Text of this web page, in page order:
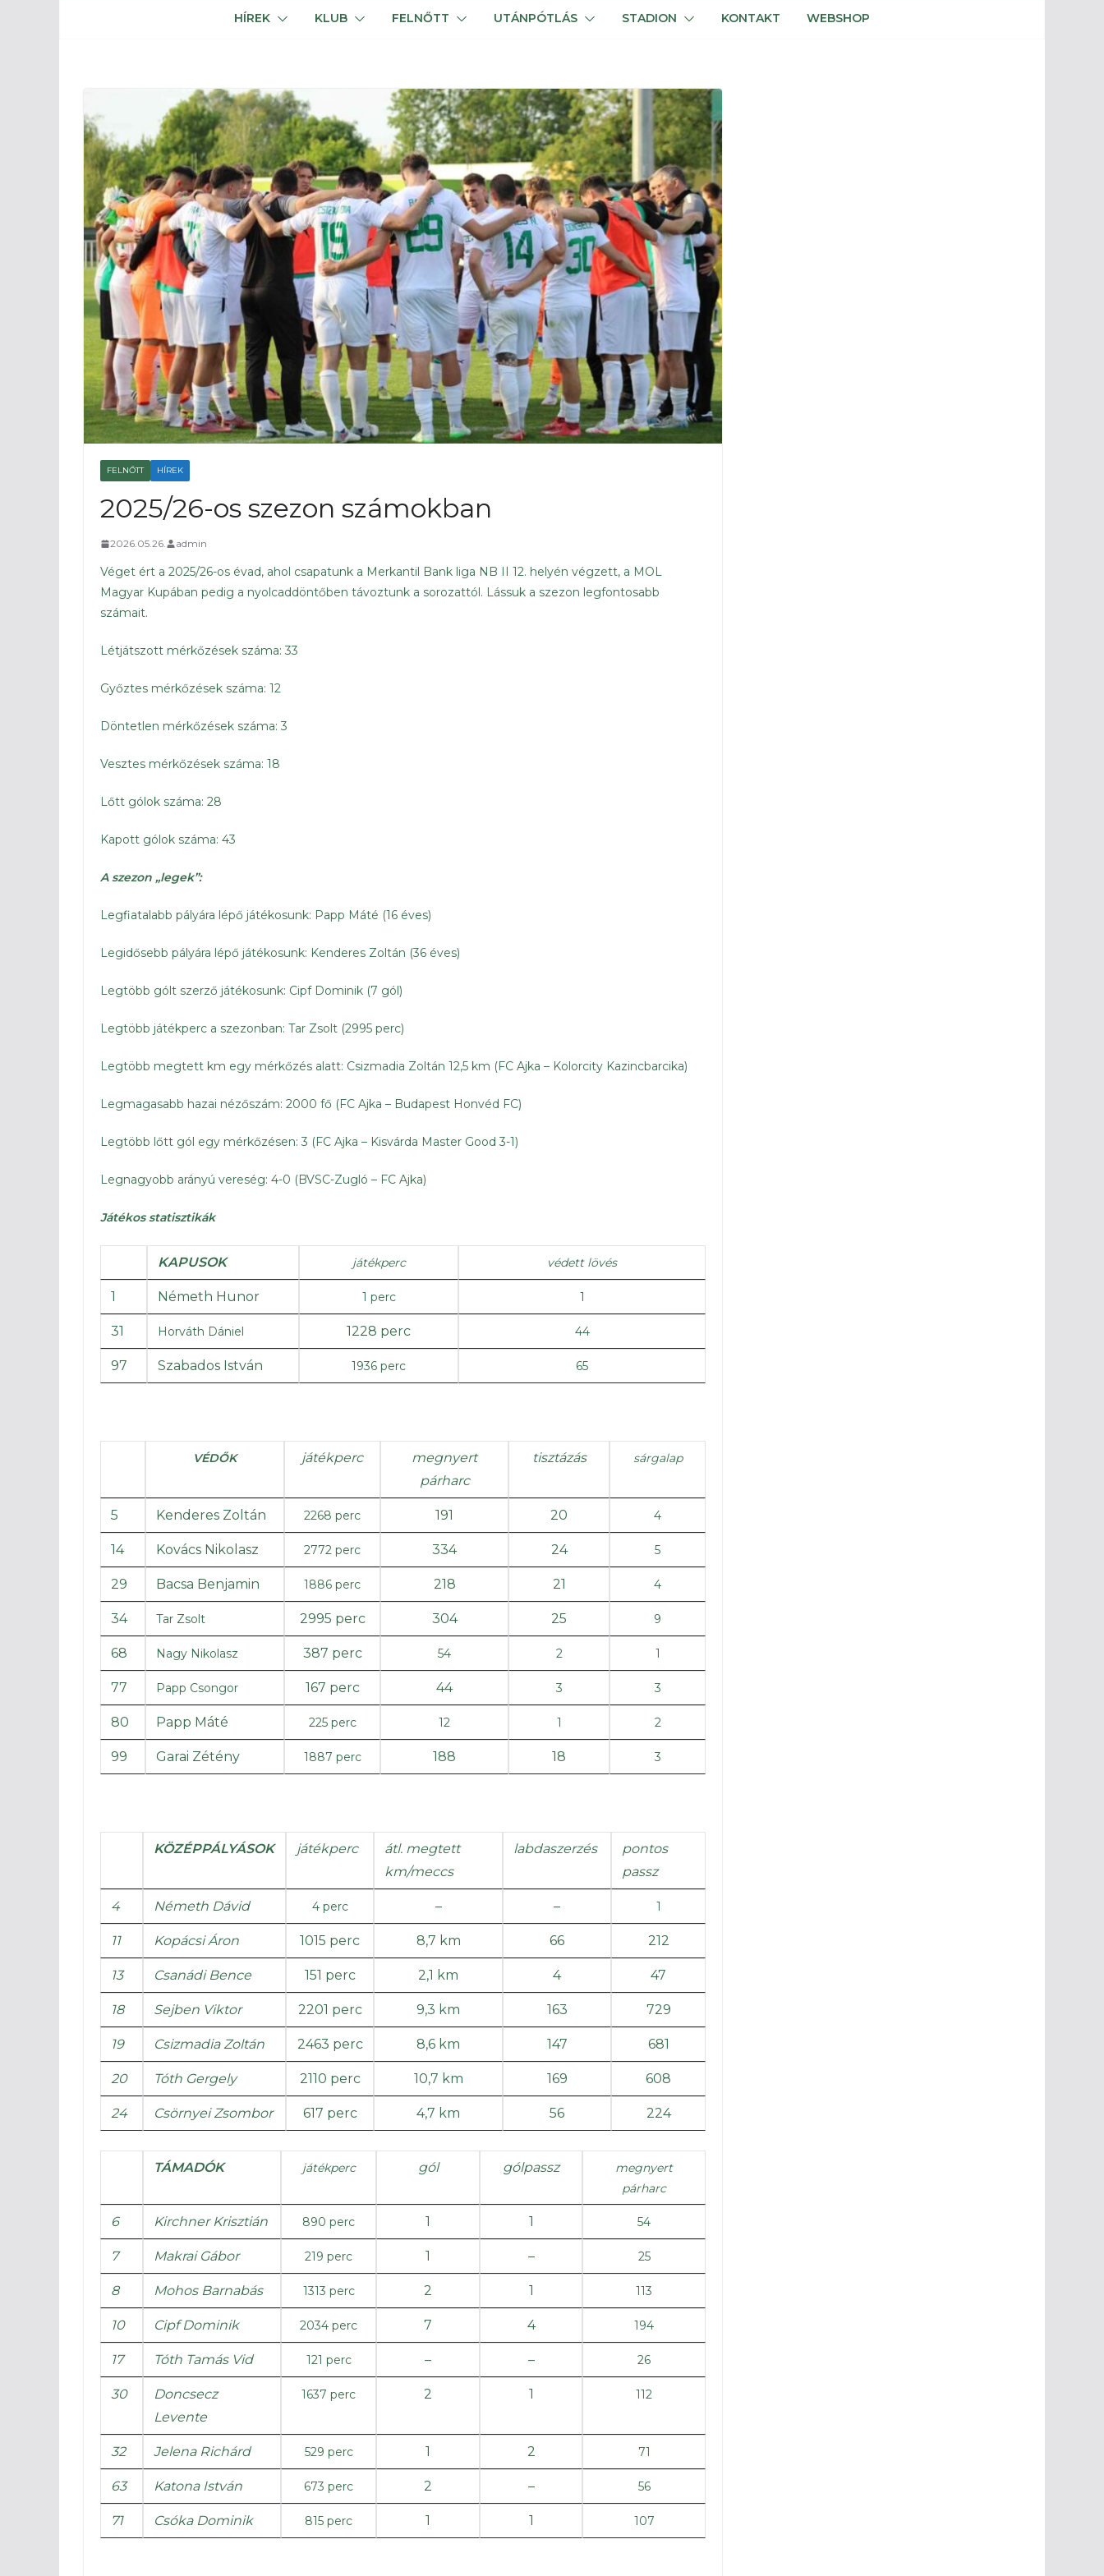
HÍREK KLUB FELNŐTT UTÁNPÓTLÁS STADION KONTAKT WEBSHOP
FELNŐTT HÍREK
2025/26-os szezon számokban
2026.05.26. admin
Véget ért a 2025/26-os évad, ahol csapatunk a Merkantil Bank liga NB II 12. helyén végzett, a MOL
Magyar Kupában pedig a nyolcaddöntőben távoztunk a sorozattól. Lássuk a szezon legfontosabb
számait.
Létjátszott mérkőzések száma: 33
Győztes mérkőzések száma: 12
Döntetlen mérkőzések száma: 3
Vesztes mérkőzések száma: 18
Lőtt gólok száma: 28
Kapott gólok száma: 43
A szezon „legek”:
Legfiatalabb pályára lépő játékosunk: Papp Máté (16 éves)
Legidősebb pályára lépő játékosunk: Kenderes Zoltán (36 éves)
Legtöbb gólt szerző játékosunk: Cipf Dominik (7 gól)
Legtöbb játékperc a szezonban: Tar Zsolt (2995 perc)
Legtöbb megtett km egy mérkőzés alatt: Csizmadia Zoltán 12,5 km (FC Ajka – Kolorcity Kazincbarcika)
Legmagasabb hazai nézőszám: 2000 fő (FC Ajka – Budapest Honvéd FC)
Legtöbb lőtt gól egy mérkőzésen: 3 (FC Ajka – Kisvárda Master Good 3-1)
Legnagyobb arányú vereség: 4-0 (BVSC-Zugló – FC Ajka)
Játékos statisztikák
KAPUSOK játékperc védett lövés
1 Németh Hunor 1 perc 1
31 Horváth Dániel 1228 perc 44
97 Szabados István 1936 perc 65
VÉDŐK játékperc
megnyert
párharc
tisztázás sárgalap
5 Kenderes Zoltán 2268 perc 191 20 4
14 Kovács Nikolasz 2772 perc 334 24 5
29 Bacsa Benjamin 1886 perc 218 21 4
34 Tar Zsolt 2995 perc 304 25 9
68 Nagy Nikolasz 387 perc 54 2 1
77 Papp Csongor 167 perc 44 3 3
80 Papp Máté 225 perc 12 1 2
99 Garai Zétény 1887 perc 188 18 3
KÖZÉPPÁLYÁSOK játékperc
átl. megtett
km/meccs
labdaszerzés
pontos
passz
4 Németh Dávid 4 perc – – 1
11 Kopácsi Áron 1015 perc 8,7 km 66 212
13 Csanádi Bence 151 perc 2,1 km 4 47
18 Sejben Viktor 2201 perc 9,3 km 163 729
19 Csizmadia Zoltán 2463 perc 8,6 km 147 681
20 Tóth Gergely 2110 perc 10,7 km 169 608
24 Csörnyei Zsombor 617 perc 4,7 km 56 224
TÁMADÓK játékperc gól gólpassz
megnyert
párharc
6 Kirchner Krisztián 890 perc 1 1 54
7 Makrai Gábor 219 perc 1 – 25
8 Mohos Barnabás 1313 perc 2 1 113
10 Cipf Dominik 2034 perc 7 4 194
17 Tóth Tamás Vid 121 perc – – 26
30
Doncsecz
Levente
1637 perc 2 1 112
32 Jelena Richárd 529 perc 1 2 71
63 Katona István 673 perc 2 – 56
71 Csóka Dominik 815 perc 1 1 107